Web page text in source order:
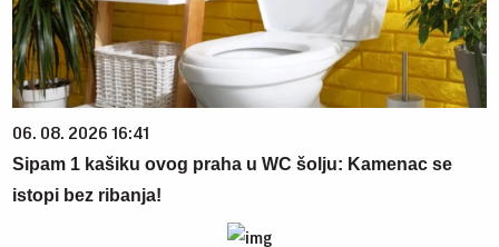
06. 08. 2026 16:41
Sipam 1 kašiku ovog praha u WC šolju: Kamenac se
istopi bez ribanja!